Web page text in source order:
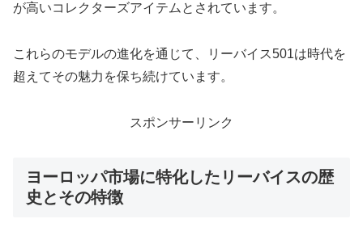
が高いコレクターズアイテムとされています。
これらのモデルの進化を通じて、リーバイス501は時代を
超えてその魅力を保ち続けています。
スポンサーリンク
ヨーロッパ市場に特化したリーバイスの歴
史とその特徴